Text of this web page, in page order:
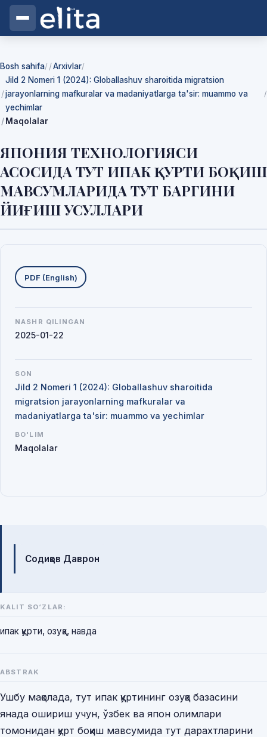
Bosh sahifa/ Arxivlar/
Jild 2 Nomeri 1 (2024): Globallashuv sharoitida migratsion
jarayonlarning mafkuralar va madaniyatlarga ta'sir: muammo va
yechimlar
/
Maqolalar
ЯПОНИЯ ТЕХНОЛОГИЯСИ
АСОСИДА ТУТ ИПАК ҚУРТИ БОҚИШ
МАВСУМЛАРИДА ТУТ БАРГИНИ
ЙИҒИШ УСУЛЛАРИ
Mualliflar
Содиқов Даврон
KALIT SO‘ZLAR:
ипак қурти, озуқа, навда
ABSTRAK
Ушбу мақолада, тут ипак қуртининг озуқа базасини
янада ошириш учун, ўзбек ва япон олимлари
томонидан қурт боқиш мавсумида тут дарахтларини
Yuklab olishlar
PDF (English)
NASHR QILINGAN
2025-01-22
SON
Jild 2 Nomeri 1 (2024): Globallashuv sharoitida
migratsion jarayonlarning mafkuralar va
madaniyatlarga ta'sir: muammo va yechimlar
BO'LIM
Maqolalar